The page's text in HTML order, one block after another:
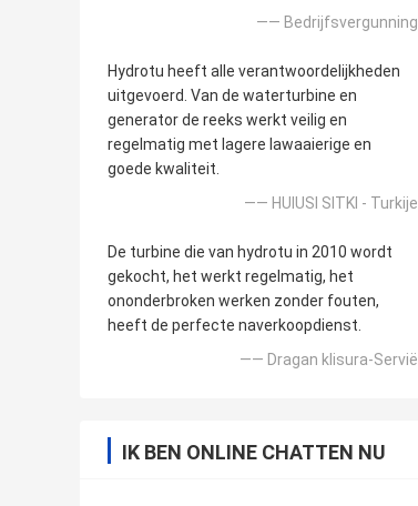
—— Bedrijfsvergunning
Hydrotu heeft alle verantwoordelijkheden
uitgevoerd. Van de waterturbine en
generator de reeks werkt veilig en
regelmatig met lagere lawaaierige en
goede kwaliteit.
—— HUlUSI SITKI - Turkije
De turbine die van hydrotu in 2010 wordt
gekocht, het werkt regelmatig, het
ononderbroken werken zonder fouten,
heeft de perfecte naverkoopdienst.
—— Dragan klisura-Servië
IK BEN ONLINE CHATTEN NU